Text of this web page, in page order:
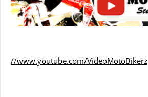
//www.youtube.com/VideoMotoBikerz